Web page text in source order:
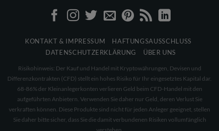
KONTAKT & IMPRESSUM
HAFTUNGSAUSSCHLUSS
DATENSCHUTZERKLÄRUNG
ÜBER UNS
Risikohinweis: Der Kauf und Handel mit Kryptowährungen, Devisen und
Differenzkontrakten (CFD) stellt ein hohes Risiko für Ihr eingesetztes Kapital dar.
68-86% der Kleinanlegerkonten verlieren Geld beim CFD-Handel mit den
aufgeführten Anbietern. Verwenden Sie daher nur Geld, deren Verlust Sie
verkraften können. Diese Produkte sind nicht für jeden Anleger geeignet, stellen
Sie daher bitte sicher, dass Sie die damit verbundenen Risiken vollumfänglich